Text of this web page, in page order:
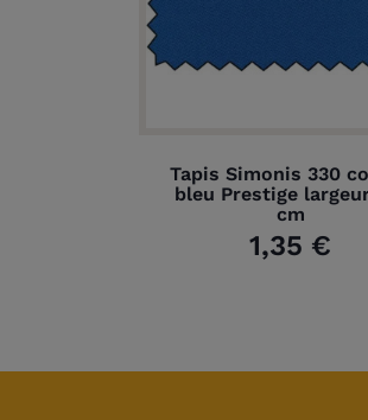
Tapis Simonis 330
bleu Prestige
cm
1,35 €